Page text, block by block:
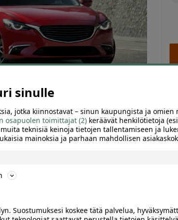
SUOSITTELE
long life öljyä | Oulu
ja kuntotarkastuksen 139 € (arvo 154 €)
henkilökunta huoltaa auton,
sinulle
jotka kiinnostavat – sinun kaupungista ja omien
osapuolen toimittajat (2) keräävät henkilötietoja
teknisiä keinoja tietojen tallentamiseen ja
mainoksia ja parhaan mahdollisen
Suostumuksesi koskee tätä palvelua,